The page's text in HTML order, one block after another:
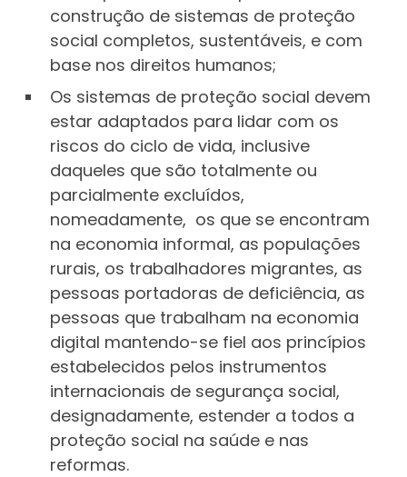
construção de sistemas de proteção
social completos, sustentáveis, e com
base nos direitos humanos;
Os sistemas de proteção social devem
estar adaptados para lidar com os
riscos do ciclo de vida, inclusive
daqueles que são totalmente ou
parcialmente excluídos,
nomeadamente, os que se encontram
na economia informal, as populações
rurais, os trabalhadores migrantes, as
pessoas portadoras de deficiência, as
pessoas que trabalham na economia
digital mantendo-se fiel aos princípios
estabelecidos pelos instrumentos
internacionais de segurança social,
designadamente, estender a todos a
proteção social na saúde e nas
reformas.